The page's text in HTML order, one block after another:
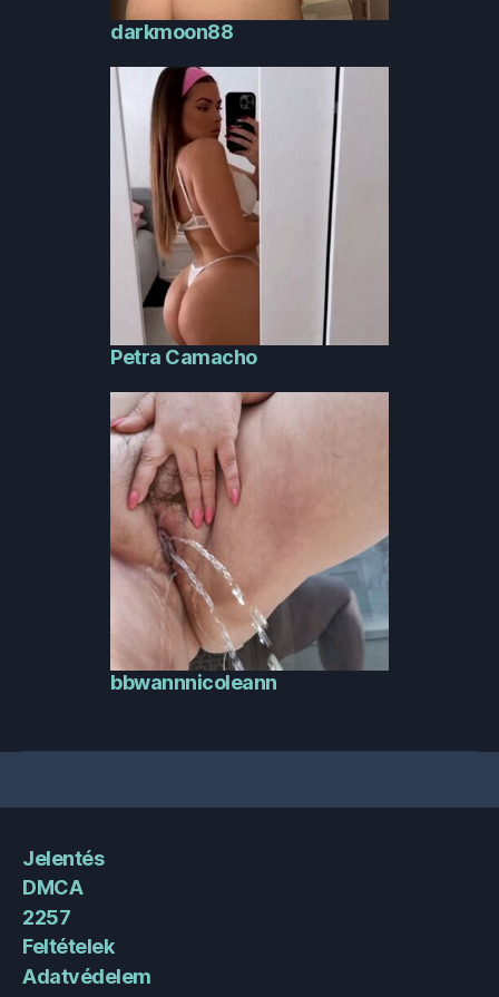
darkmoon88
Petra Camacho
bbwannnicoleann
Jelentés
DMCA
2257
Feltételek
Adatvédelem